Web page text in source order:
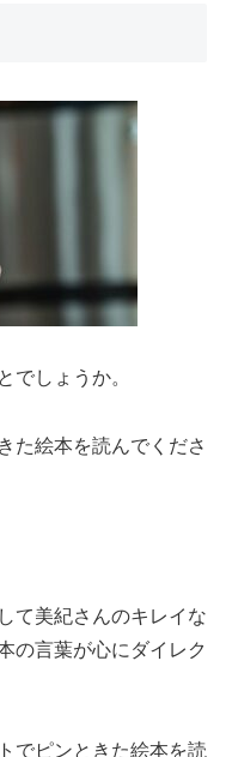
でしょうか。
た絵本を読んでくださ
て美紀さんのキレイな
の言葉が心にダイレク
でピンときた絵本を読